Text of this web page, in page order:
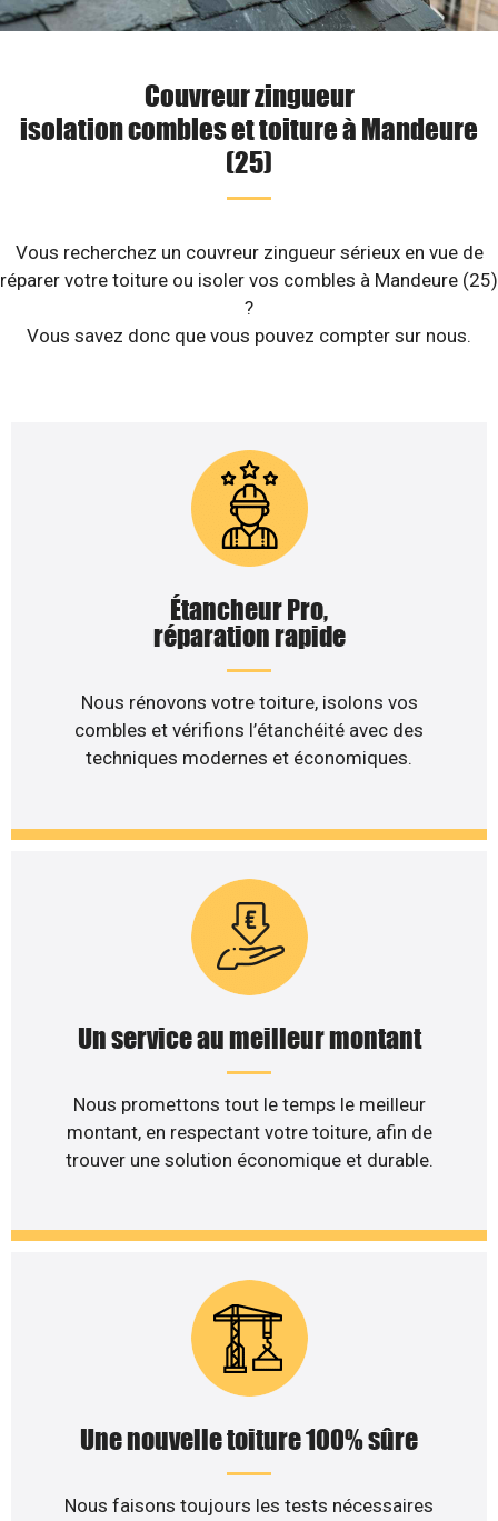
Couvreur zingueur
isolation combles et toiture à Mandeure
(25)
Vous recherchez un couvreur zingueur sérieux en vue de
réparer votre toiture ou isoler vos combles à Mandeure (25)
?
Vous savez donc que vous pouvez compter sur nous.
Étancheur Pro,
réparation rapide
Nous rénovons votre toiture, isolons vos
combles et vérifions l’étanchéité avec des
techniques modernes et économiques.
Un service au meilleur montant
Nous promettons tout le temps le meilleur
montant, en respectant votre toiture, afin de
trouver une solution économique et durable.
Une nouvelle toiture 100% sûre
Nous faisons toujours les tests nécessaires